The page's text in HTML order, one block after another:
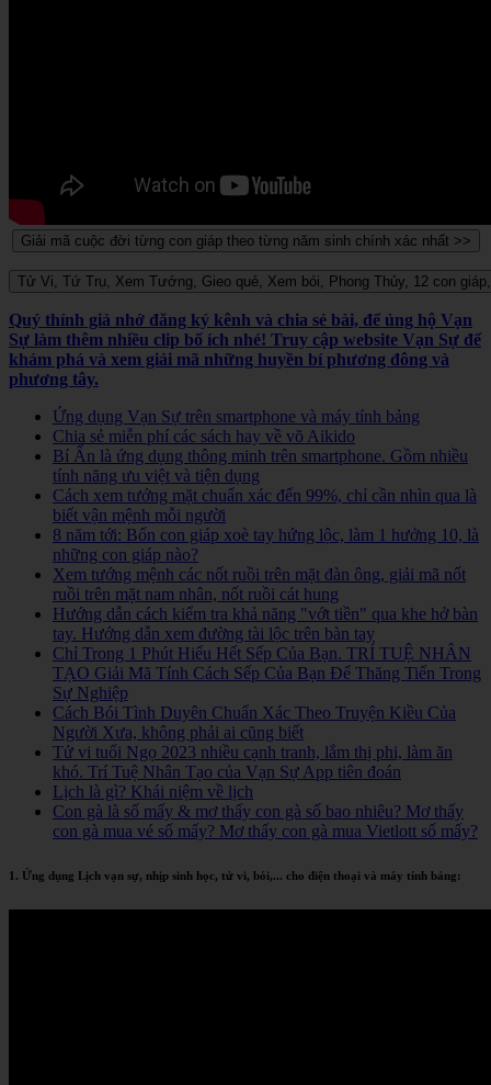
Quý thính giả nhớ đăng ký kênh và chia sẻ bài, để ủng hộ Vạn
Sự làm thêm nhiều clip bổ ích nhé! Truy cập website Vạn Sự để
khám phá và xem giải mã những huyền bí phương đông và
phương tây.
Ứng dụng Vạn Sự trên smartphone và máy tính bảng
Chia sẻ miễn phí các sách hay về võ Aikido
Bí Ẩn là ứng dụng thông minh trên smartphone. Gồm nhiều
tính năng ưu việt và tiện dụng
Cách xem tướng mặt chuẩn xác đến 99%, chỉ cần nhìn qua là
biết vận mệnh mỗi người
8 năm tới: Bốn con giáp xoè tay hứng lộc, làm 1 hưởng 10, là
những con giáp nào?
Xem tướng mệnh các nốt ruồi trên mặt đàn ông, giải mã nốt
ruồi trên mặt nam nhân, nốt ruồi cát hung
Hướng dẫn cách kiểm tra khả năng "vớt tiền" qua khe hở bàn
tay. Hướng dẫn xem đường tài lộc trên bàn tay
Chỉ Trong 1 Phút Hiểu Hết Sếp Của Bạn. TRÍ TUỆ NHÂN
TẠO Giải Mã Tính Cách Sếp Của Bạn Để Thăng Tiến Trong
Sự Nghiệp
Cách Bói Tình Duyên Chuẩn Xác Theo Truyện Kiều Của
Người Xưa, không phải ai cũng biết
Tử vi tuổi Ngọ 2023 nhiều cạnh tranh, lắm thị phi, làm ăn
khó. Trí Tuệ Nhân Tạo của Vạn Sự App tiên đoán
Lịch là gì? Khái niệm về lịch
Con gà là số mấy & mơ thấy con gà số bao nhiêu? Mơ thấy
con gà mua vé số mấy? Mơ thấy con gà mua Vietlott số mấy?
1. Ứng dụng Lịch vạn sự, nhịp sinh học, tử vi, bói,... cho điện thoại và máy tính bảng: